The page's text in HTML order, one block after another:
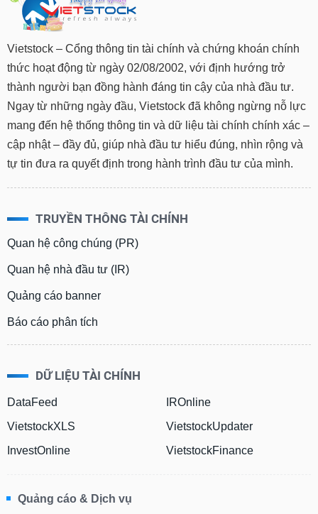
Vietstock – Cổng thông tin tài chính và chứng khoán chính
thức hoạt động từ ngày 02/08/2002, với định hướng trở
thành người bạn đồng hành đáng tin cậy của nhà đầu tư.
Ngay từ những ngày đầu, Vietstock đã không ngừng nỗ lực
mang đến hệ thống thông tin và dữ liệu tài chính chính xác –
cập nhật – đầy đủ, giúp nhà đầu tư hiểu đúng, nhìn rộng và
tự tin đưa ra quyết định trong hành trình đầu tư của mình.
TRUYỀN THÔNG TÀI CHÍNH
Quan hệ công chúng (PR)
Quan hệ nhà đầu tư (IR)
Quảng cáo banner
Báo cáo phân tích
DỮ LIỆU TÀI CHÍNH
DataFeed
VietstockXLS
InvestOnline
IROnline
VietstockUpdater
VietstockFinance
Quảng cáo & Dịch vụ